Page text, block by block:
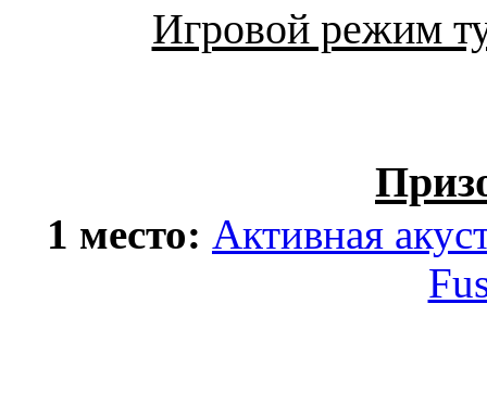
Игровой режим
1 место: Активная